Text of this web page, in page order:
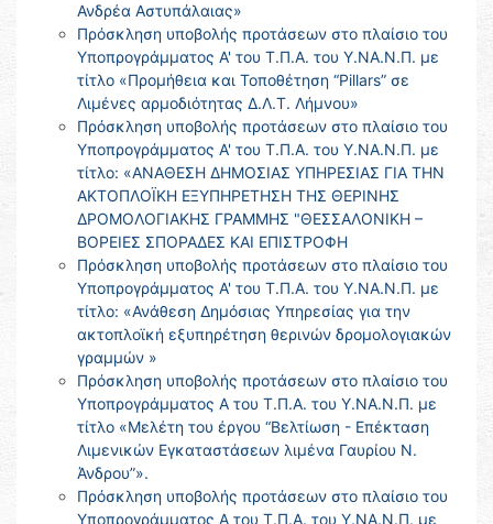
Ανδρέα Αστυπάλαιας»
Πρόσκληση υποβολής προτάσεων στο πλαίσιο του
Υποπρογράμματος Α' του Τ.Π.Α. του Υ.ΝΑ.Ν.Π. με
τίτλο «Προμήθεια και Τοποθέτηση “Pillars” σε
Λιμένες αρμοδιότητας Δ.Λ.Τ. Λήμνου»
Πρόσκληση υποβολής προτάσεων στο πλαίσιο του
Υποπρογράμματος Α' του Τ.Π.Α. του Υ.ΝΑ.Ν.Π. με
τίτλο: «ΑΝΑΘΕΣΗ ΔΗΜΟΣΙΑΣ ΥΠΗΡΕΣΙΑΣ ΓΙΑ ΤΗΝ
ΑΚΤΟΠΛΟΪΚΗ ΕΞΥΠΗΡΕΤΗΣΗ ΤΗΣ ΘΕΡΙΝΗΣ
ΔΡΟΜΟΛΟΓΙΑΚΗΣ ΓΡΑΜΜΗΣ "ΘΕΣΣΑΛΟΝΙΚΗ –
ΒΟΡΕΙΕΣ ΣΠΟΡΑΔΕΣ ΚΑΙ ΕΠΙΣΤΡΟΦΗ
Πρόσκληση υποβολής προτάσεων στο πλαίσιο του
Υποπρογράμματος Α' του Τ.Π.Α. του Υ.ΝΑ.Ν.Π. με
τίτλο: «Ανάθεση Δημόσιας Υπηρεσίας για την
ακτοπλοϊκή εξυπηρέτηση θερινών δρομολογιακών
γραμμών »
Πρόσκληση υποβολής προτάσεων στο πλαίσιο του
Υποπρογράμματος Α του Τ.Π.Α. του Υ.ΝΑ.Ν.Π. με
τίτλο «Μελέτη του έργου “Βελτίωση - Επέκταση
Λιμενικών Εγκαταστάσεων λιμένα Γαυρίου Ν.
Άνδρου”».
Πρόσκληση υποβολής προτάσεων στο πλαίσιο του
Υποπρογράμματος Α του Τ.Π.Α. του Υ.ΝΑ.Ν.Π. με